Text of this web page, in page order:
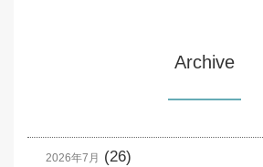
Archive
2026年7月 (26)